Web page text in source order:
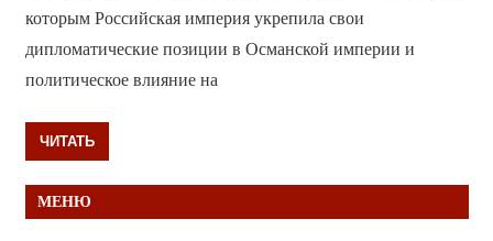
которым Российская империя укрепила свои
дипломатические позиции в Османской империи и
политическое влияние на
ЧИТАТЬ
МЕНЮ